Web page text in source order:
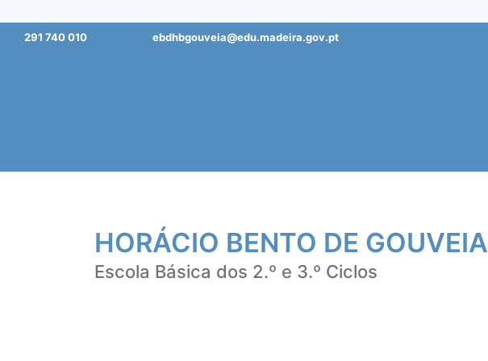
Saltar291 740 010 ebdhbgouveia@edu.madeira.gov.pt
HORÁCIO BENTO DE GOUVEIA
Escola Básica dos 2.º e 3.º Ciclos